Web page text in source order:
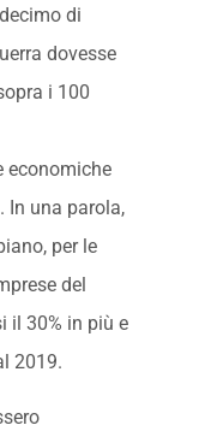
di
dovesse
i 100
economiche
In una parola,
per le
del
il 30% in più e
2019.